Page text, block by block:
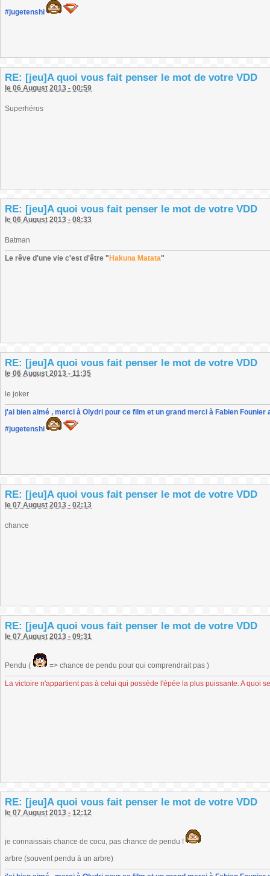
#jugetenshi
RE: [jeu]A quoi vous fait penser le mot de votre VDD
le 06 August 2013 - 00:59
Superhéros
RE: [jeu]A quoi vous fait penser le mot de votre VDD
le 06 August 2013 - 08:33
Batman
Le rêve d'une vie c'est d'être " Hakuna Matata"
RE: [jeu]A quoi vous fait penser le mot de votre VDD
le 06 August 2013 - 11:35
le joker
j'ai bien aimé , merci à Olydri pour ce film et un grand merci à Fabien
#jugetenshi
RE: [jeu]A quoi vous fait penser le mot de votre VDD
le 07 August 2013 - 02:13
chance
RE: [jeu]A quoi vous fait penser le mot de votre VDD
le 07 August 2013 - 09:31
Pendu ( => chance de pendu pour qui comprendrait pas )
La victoire n'appartient pas à celui qui possède l'épée la plus puissante. A quoi
RE: [jeu]A quoi vous fait penser le mot de votre VDD
le 07 August 2013 - 12:12
je connaissais chance de cocu, pas chance de pendu !
arbre (souvent pendu à un arbre)